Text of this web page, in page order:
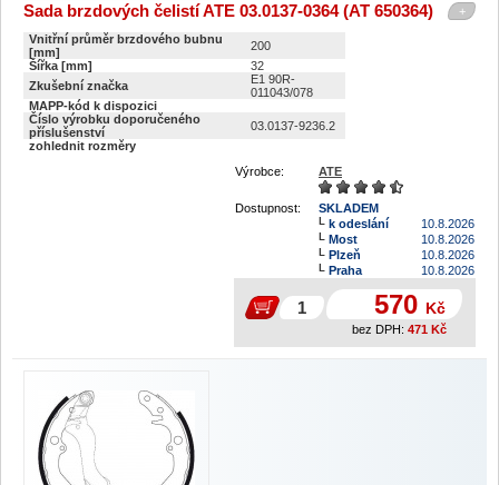
+
Sada brzdových čelistí ATE 03.0137-0364 (AT 650364)
Vnitřní průměr brzdového bubnu
[mm]
200
Šířka [mm]
32
Zkušební značka
E1 90R-
011043/078
MAPP-kód k dispozici
Číslo výrobku doporučeného
příslušenství
03.0137-9236.2
zohlednit rozměry
Výrobce:
ATE
Dostupnost:
SKLADEM
k odeslání
10.8.2026
Most
10.8.2026
Plzeň
10.8.2026
Praha
10.8.2026
570 Kč
bez DPH: 471 Kč